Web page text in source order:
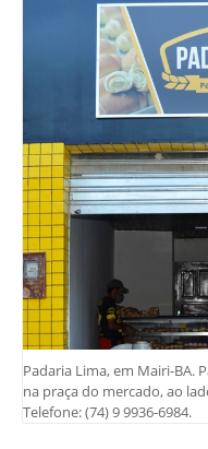
Padaria Lima, em Mairi-BA.
na praça do mercado, ao
Telefone: (74) 9 9936-6984.